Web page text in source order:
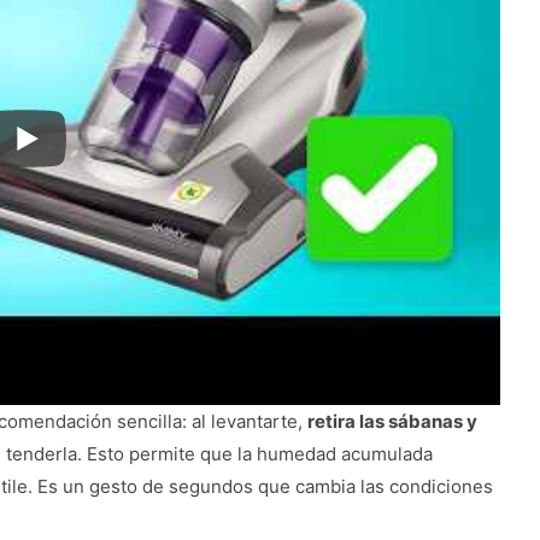
sencilla: al levantarte, retira las sábanas y
Esto permite que la humedad acumulada
Es un gesto de segundos que cambia las condiciones